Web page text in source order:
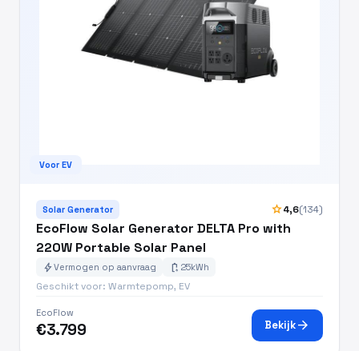
Voor EV
Solar Generator star4,6(134)
EcoFlow Solar Generator DELTA Pro with
220W Portable Solar Panel
boltVermogen op aanvraag battery_charging_full 25kWh
Geschikt voor: Warmtepomp, EV
EcoFlow
€3.799 Bekijkarrow_forward